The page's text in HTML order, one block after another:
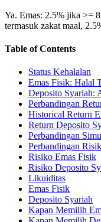
Ya. Emas: 2.5% jika >=
termasuk zakat maal,
Table of Contents
Status Kehalalan
Emas Fisik: Halal
Deposito Syariah:
Perbandingan
Historical Return
Return Deposito
Perbandingan
Perbandingan
Risiko Emas Fisik
Risiko Deposito
Likuiditas
Emas Fisik
Deposito Syariah
Kapan Memilih